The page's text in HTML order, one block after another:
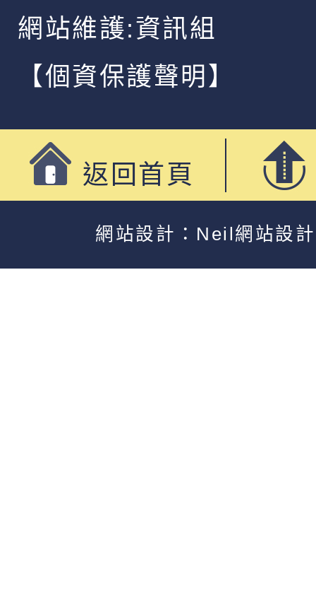
網站維護:資訊組
【個資保護聲明】
返回首頁
網站設計：Neil網站設